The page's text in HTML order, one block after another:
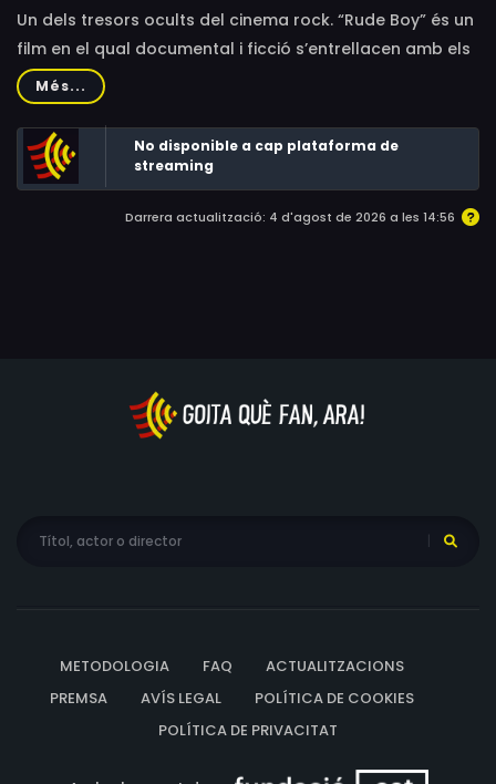
Un dels tresors ocults del cinema rock. “Rude Boy” és un
film en el qual documental i ficció s’entrellacen amb els
punks The Clash com a protagonistes.
Més...
No disponible a cap plataforma de
streaming
Darrera actualització: 4 d'agost de 2026 a les 14:56
METODOLOGIA FAQ
ACTUALITZACIONS
PREMSA
AVÍS LEGAL
POLÍTICA DE COOKIES
POLÍTICA DE PRIVACITAT